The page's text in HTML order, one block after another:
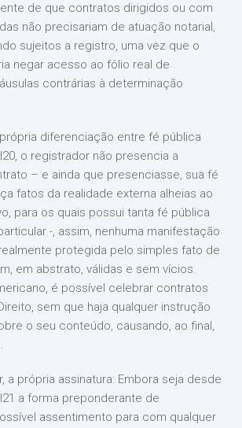
de que contratos dirigidos ou com
não precisariam de atuação notarial,
sujeitos a registro, uma vez que o
negar acesso ao fólio real de
contrárias à determinação
diferenciação entre fé pública
o registrador não presencia a
– e ainda que presenciasse, sua fé
fatos da realidade externa alheias ao
para os quais possui tanta fé pública
-, assim, nenhuma manifestação
protegida pelo simples fato de
em abstrato, válidas e sem vícios.
é possível celebrar contratos
sem que haja qualquer instrução
o seu conteúdo, causando, ao final,
a própria assinatura: Embora seja desde
a forma preponderante de
assentimento para com qualquer